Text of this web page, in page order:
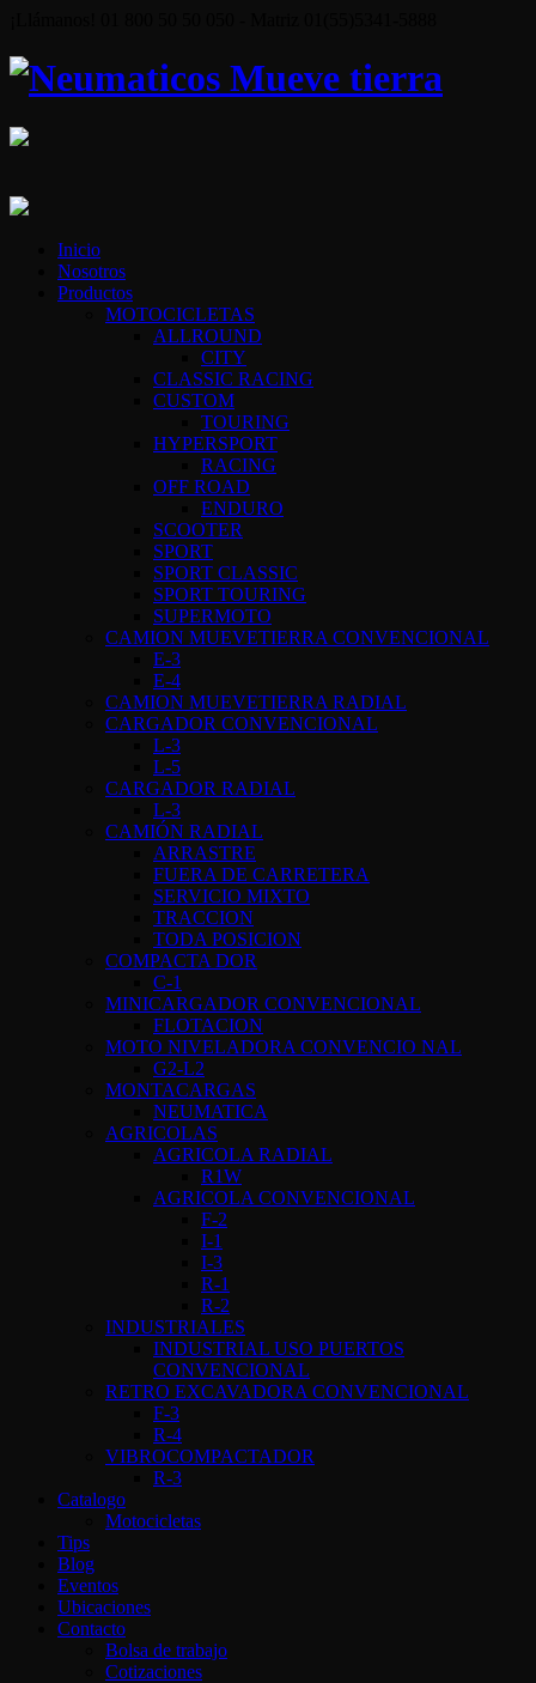
Inicio
Nosotros
Productos
MOTOCICLETAS
ALLROUND
CITY
CLASSIC RACING
CUSTOM
TOURING
HYPERSPORT
RACING
OFF ROAD
ENDURO
SCOOTER
SPORT
SPORT CLASSIC
SPORT TOURING
SUPERMOTO
CAMION MUEVETIERRA CONVENCIONAL
E-3
E-4
CAMION MUEVETIERRA RADIAL
CARGADOR CONVENCIONAL
L-3
L-5
CARGADOR RADIAL
L-3
CAMIÓN RADIAL
ARRASTRE
FUERA DE CARRETERA
SERVICIO MIXTO
TRACCION
TODA POSICION
COMPACTA DOR
C-1
MINICARGADOR CONVENCIONAL
FLOTACION
MOTO NIVELADORA CONVENCIO NAL
G2-L2
MONTACARGAS
NEUMATICA
AGRICOLAS
AGRICOLA RADIAL
R1W
AGRICOLA CONVENCIONAL
F-2
I-1
I-3
R-1
R-2
INDUSTRIALES
INDUSTRIAL USO PUERTOS
CONVENCIONAL
RETRO EXCAVADORA CONVENCIONAL
F-3
R-4
VIBROCOMPACTADOR
R-3
Catalogo
Motocicletas
Tips
Blog
Eventos
Ubicaciones
Contacto
Bolsa de trabajo
Cotizaciones